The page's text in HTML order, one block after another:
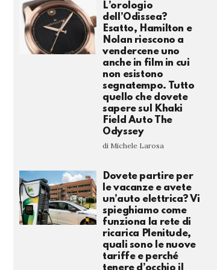
L’orologio
dell’Odissea?
Esatto, Hamilton e
Nolan riescono a
vendercene uno
anche in film in cui
non esistono
segnatempo. Tutto
quello che dovete
sapere sul Khaki
Field Auto The
Odyssey
di Michele Larosa
Dovete partire per
le vacanze e avete
un’auto elettrica? Vi
spieghiamo come
funziona la rete di
ricarica Plenitude,
quali sono le nuove
tariffe e perché
tenere d’occhio il